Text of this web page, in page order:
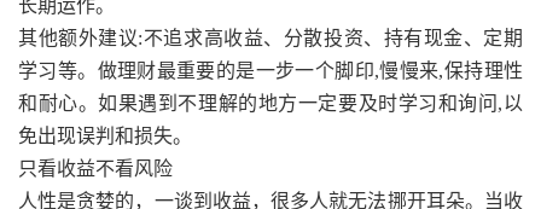
长期运作。
其他额外建议:不追求高收益、分散投资、持有现金、定期
学习等。做理财最重要的是一步一个脚印,慢慢来,保持理性
和耐心。如果遇到不理解的地方一定要及时学习和询问,以
免出现误判和损失。
只看收益不看风险
人性是贪婪的，一谈到收益，很多人就无法挪开耳朵。当收